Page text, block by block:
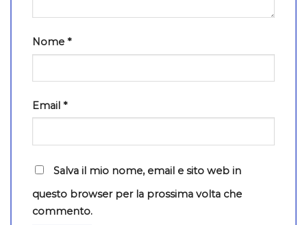
Nome *
Email *
Salva il mio nome, email e sito web in
questo browser per la prossima volta che
commento.